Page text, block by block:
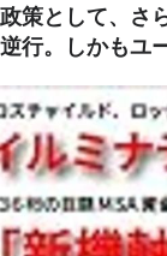
う。
民間が参加する
正予算と新年度
策として、さ
行。しかもユ